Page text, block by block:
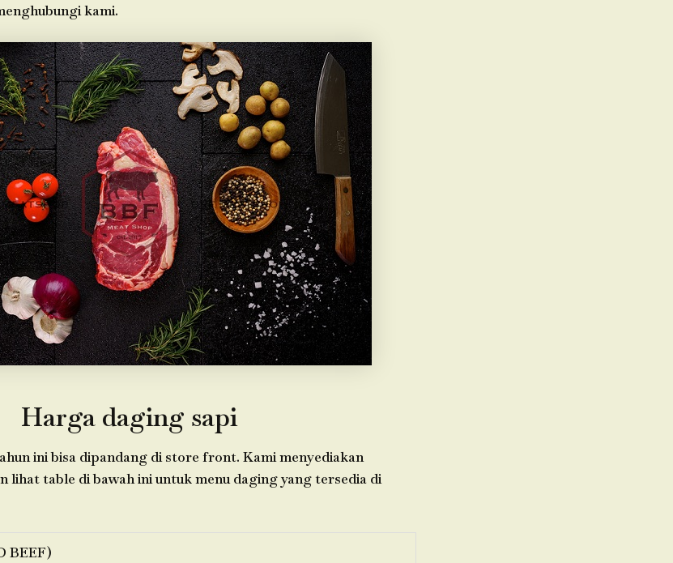
kami.
Harga daging sapi
ini bisa dipandang di store front. Kami menyediakan
lihat table di bawah ini untuk menu daging yang tersedia di
BEEF)